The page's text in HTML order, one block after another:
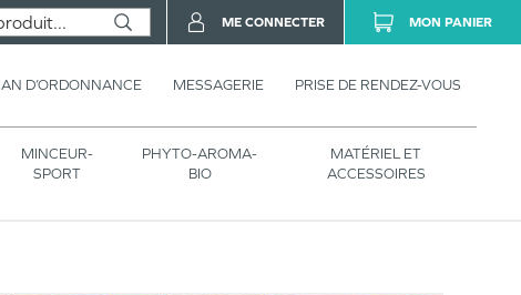
D’ORDONNANCE MESSAGERIE PRISE DE RENDEZ-VOUS
MINCEUR-
SPORT
PHYTO-AROMA-
BIO
MATÉRIEL ET
ACCESSOIRES
ME CONNECTER MON PANIER